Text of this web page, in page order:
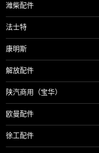
潍柴配件
法士特
康明斯
解放配件
陕汽商用（宝华）
欧曼配件
徐工配件